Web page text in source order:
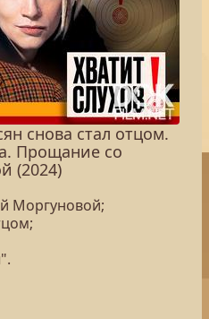
снова стал отцом.
Прощание со
(2024)
Моргуновой;